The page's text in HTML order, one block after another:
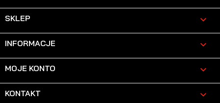
SKLEP 
INFORMACJE 
MOJE KONTO 
KONTAKT keyboard_arrow_down